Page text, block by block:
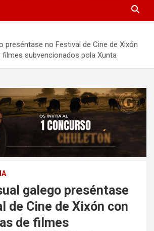
preséntase no Festival de Cine de Xixón
subvencionados pola Xunta
galego preséntase
de Cine de Xixón con
de filmes